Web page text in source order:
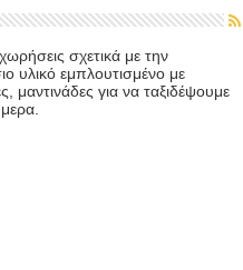
σχετικά με την
υλικό εμπλουτισμένο με
μαντινάδες για να ταξιδέψουμε